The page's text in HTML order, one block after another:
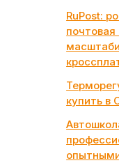
RuPost:
купить в